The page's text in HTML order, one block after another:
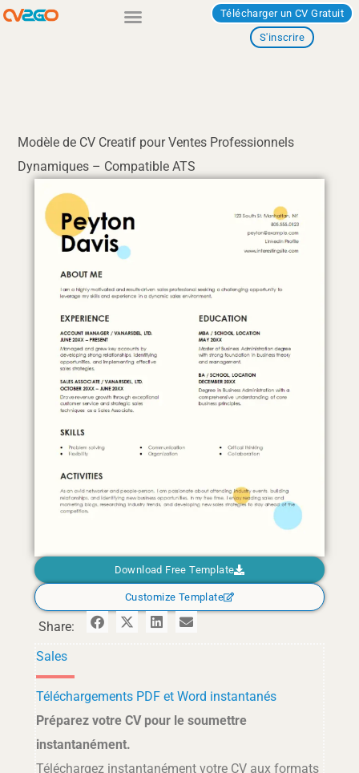
Aller
Télécharger un CV Gratuit
S'inscrire
Modèle de CV Creatif pour Ventes Professionnels
Dynamiques – Compatible ATS
Download Free Template
Customize Template
Share:
Sales
Téléchargements PDF et Word instantanés
Préparez votre CV pour le soumettre
instantanément.
Téléchargez instantanément votre CV aux formats